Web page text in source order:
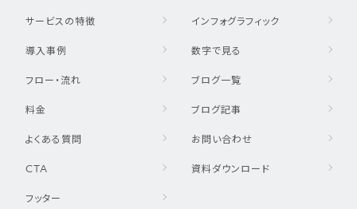
サービスの特徴
導入事例
フロー・流れ
料金
よくある質問
CTA
フッター
インフォグラフィック
数字で見る
ブログ一覧
ブログ記事
お問い合わせ
資料ダウンロード